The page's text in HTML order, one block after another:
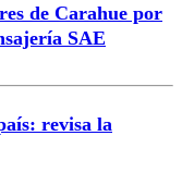
de Carahue por
SAE
revisa la